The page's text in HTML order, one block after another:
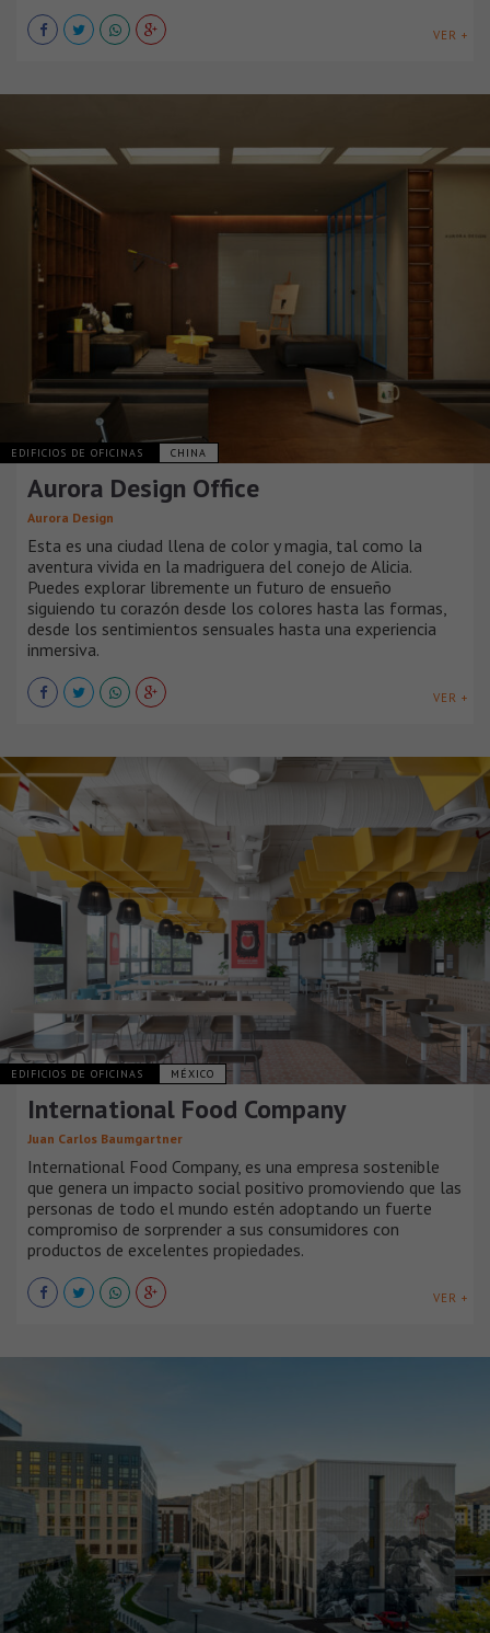
VER +
EDIFICIOS DE OFICINAS CHINA
Aurora Design Office
Aurora Design
Esta es una ciudad llena de color y magia, tal como la
aventura vivida en la madriguera del conejo de Alicia.
Puedes explorar libremente un futuro de ensueño
siguiendo tu corazón desde los colores hasta las formas,
desde los sentimientos sensuales hasta una experiencia
inmersiva.
VER +
EDIFICIOS DE OFICINAS MÉXICO
International Food Company
Juan Carlos Baumgartner
International Food Company, es una empresa sostenible
que genera un impacto social positivo promoviendo que las
personas de todo el mundo estén adoptando un fuerte
compromiso de sorprender a sus consumidores con
productos de excelentes propiedades.
VER +